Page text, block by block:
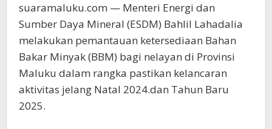
suaramaluku.com — Menteri Energi dan
Sumber Daya Mineral (ESDM) Bahlil Lahadalia
melakukan pemantauan ketersediaan Bahan
Bakar Minyak (BBM) bagi nelayan di Provinsi
Maluku dalam rangka pastikan kelancaran
aktivitas jelang Natal 2024.dan Tahun Baru
2025.